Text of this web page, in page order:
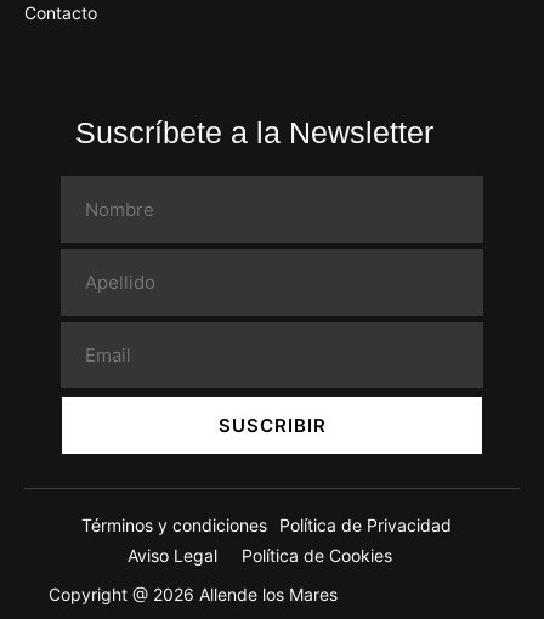
Contacto
Suscríbete a la Newsletter
SUSCRIBIR
Copyright @ 2026 Allende los Mares
Términos y condiciones
Política de Privacidad
Aviso Legal
Política de Cookies